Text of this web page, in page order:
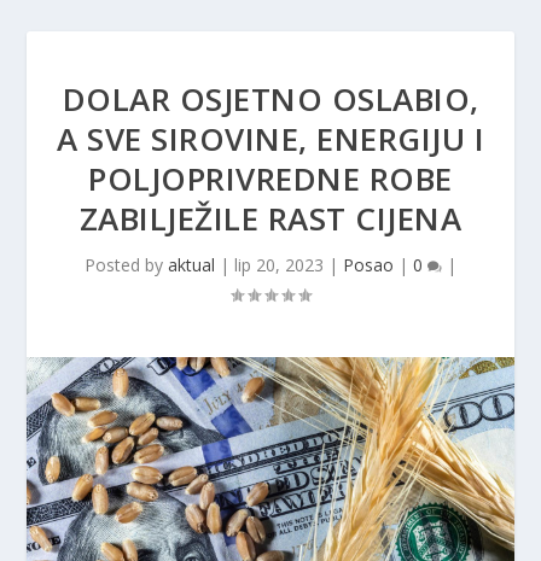
DOLAR OSJETNO OSLABIO,
A SVE SIROVINE, ENERGIJU I
POLJOPRIVREDNE ROBE
ZABILJEŽILE RAST CIJENA
Posted by aktual | lip 20, 2023 | Posao | 0 |